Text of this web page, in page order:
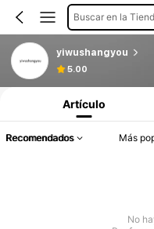
Buscar en la
yiwushangyou
5.00
Artículo
Recomendados Más
No